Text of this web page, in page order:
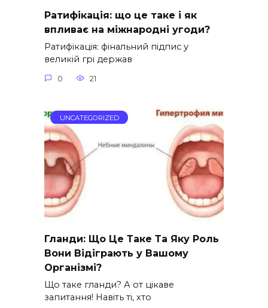
Ратифікація: що це таке і як
впливає на міжнародні угоди?
Ратифікація: фінальний підпис у
великій грі держав
0 21
UNCATEGORIZED
Гланди: Що Це Таке Та Яку Роль
Вони Відіграють у Вашому
Організмі?
Що таке гланди? А от цікаве
запитання! Навіть ті, хто